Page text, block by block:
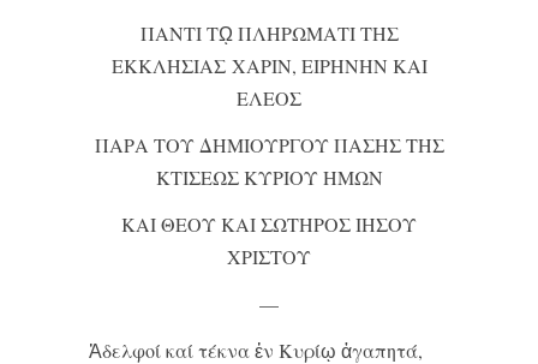
ΠΑΝΤΙ Τῼ ΠΛΗΡΩΜΑΤΙ ΤΗΣ
ΕΚΚΛΗΣΙΑΣ ΧΑΡΙΝ, ΕΙΡΗΝΗΝ ΚΑΙ
ΕΛΕΟΣ
ΠΑΡΑ ΤΟΥ ΔΗΜΙΟΥΡΓΟΥ ΠΑΣΗΣ ΤΗΣ
ΚΤΙΣΕΩΣ ΚΥΡΙΟΥ ΗΜΩΝ
ΚΑΙ ΘΕΟΥ ΚΑΙ ΣΩΤΗΡΟΣ ΙΗΣΟΥ
ΧΡΙΣΤΟΥ
—
Ἀ­δελ­φοί καί τέ­κνα ἐν Κυ­ρί­ῳ ἀ­γα­πη­τά,